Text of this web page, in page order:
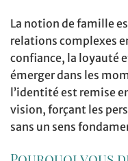
La notion de famille
relations complexes
confiance, la loyauté
émerger dans les
l’identité est remise
vision, forçant les
sans un sens